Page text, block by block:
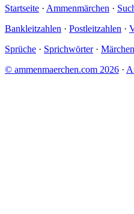
Startseite · Ammenmärchen ·
Bankleitzahlen · Postleitzahlen ·
Sprüche · Sprichwörter· Märchen
© ammenmaerchen.com 2026 ·